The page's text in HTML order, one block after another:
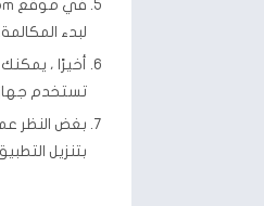
لبدء المكالمة.
أخيرًا ،
تستخدم جهاز Mac). قد يكون الارتباط للانضمام إلى اجتماع قيد التشغيل أو حدث مستقبلي مجدول.
بغض النظر
بتنزيل